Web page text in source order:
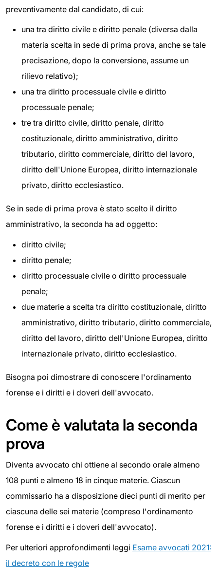
preventivamente dal candidato, di cui:
una tra diritto civile e diritto penale (diversa dalla
materia scelta in sede di prima prova, anche se tale
precisazione, dopo la conversione, assume un
rilievo relativo);
una tra diritto processuale civile e diritto
processuale penale;
tre tra diritto civile, diritto penale, diritto
costituzionale, diritto amministrativo, diritto
tributario, diritto commerciale, diritto del lavoro,
diritto dell'Unione Europea, diritto internazionale
privato, diritto ecclesiastico.
Se in sede di prima prova è stato scelto il diritto
amministrativo, la seconda ha ad oggetto:
diritto civile;
diritto penale;
diritto processuale civile o diritto processuale
penale;
due materie a scelta tra diritto costituzionale, diritto
amministrativo, diritto tributario, diritto commerciale,
diritto del lavoro, diritto dell'Unione Europea, diritto
internazionale privato, diritto ecclesiastico.
Bisogna poi dimostrare di conoscere l'ordinamento
forense e i diritti e i doveri dell'avvocato.
Come è valutata la seconda
prova
Diventa avvocato chi ottiene al secondo orale almeno
108 punti e almeno 18 in cinque materie. Ciascun
commissario ha a disposizione dieci punti di merito per
ciascuna delle sei materie (compreso l'ordinamento
forense e i diritti e i doveri dell'avvocato).
Per ulteriori approfondimenti leggi Esame avvocati 2021:
il decreto con le regole